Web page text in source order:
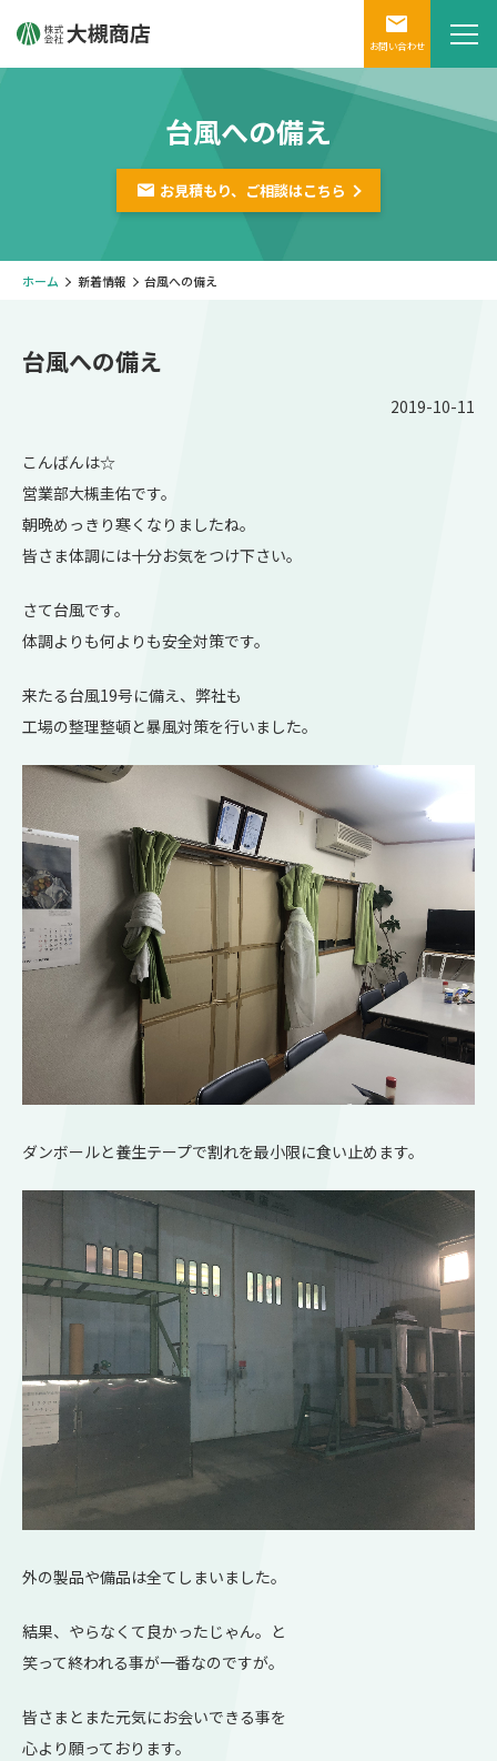
お問い合わせ
台風への備え
お見積もり、ご相談はこちら
ホーム 新着情報 台風への備え
台風への備え
2019-10-11
こんばんは☆
営業部大槻圭佑です。
朝晩めっきり寒くなりましたね。
皆さま体調には十分お気をつけ下さい。
さて台風です。
体調よりも何よりも安全対策です。
来たる台風19号に備え、弊社も
工場の整理整頓と暴風対策を行いました。
ダンボールと養生テープで割れを最小限に食い止めます。
外の製品や備品は全てしまいました。
結果、やらなくて良かったじゃん。と
笑って終われる事が一番なのですが。
皆さまとまた元気にお会いできる事を
心より願っております。